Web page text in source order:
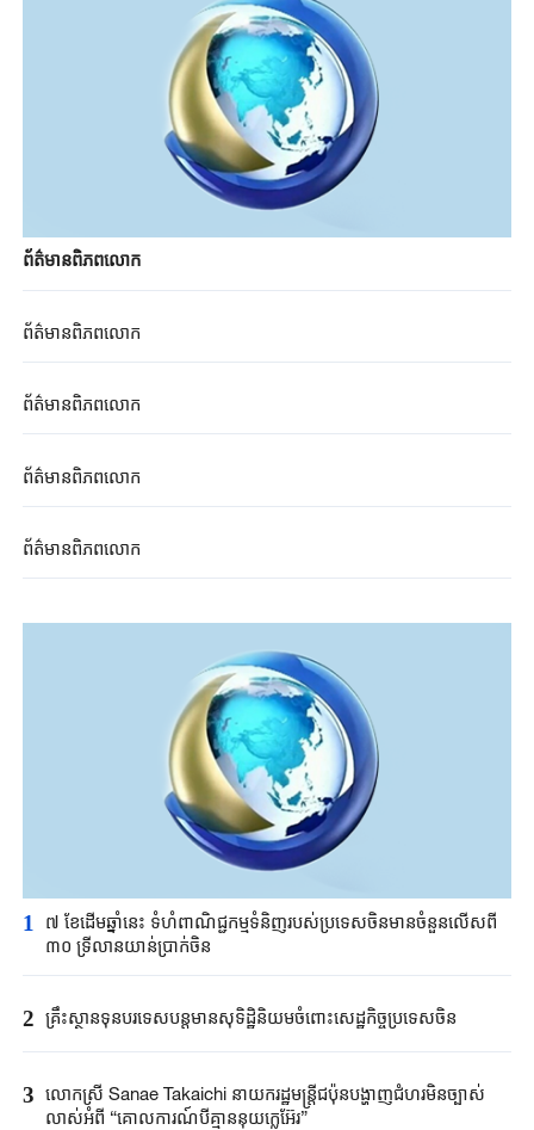
ព័ត៌មានពិភពលោក
ព័ត៌មានពិភពលោក
ព័ត៌មានពិភពលោក
ព័ត៌មានពិភពលោក
ព័ត៌មានពិភពលោក
1
៧ ខែដើមឆ្នាំនេះ ទំហំពាណិជ្ជកម្មទំនិញរបស់ប្រទេសចិនមានចំនួនលើសពី
៣០ ទ្រីលានយាន់ប្រាក់ចិន
2 គ្រឹះស្ថាន​ទុនបរទេស​បន្តមាន​សុទិដ្ឋិនិយម​ចំពោះសេដ្ឋកិច្ច​ប្រទេសចិន​​
3 លោកស្រី Sanae ​Takaichi ​នាយករដ្ឋមន្ត្រី​ជប៉ុន​បង្ហាញជំហរមិន​ច្បាស់​
លាស់​អំពី ​“គោលការណ៍បី​គ្មាននុយក្លេអ៊ែរ​”​